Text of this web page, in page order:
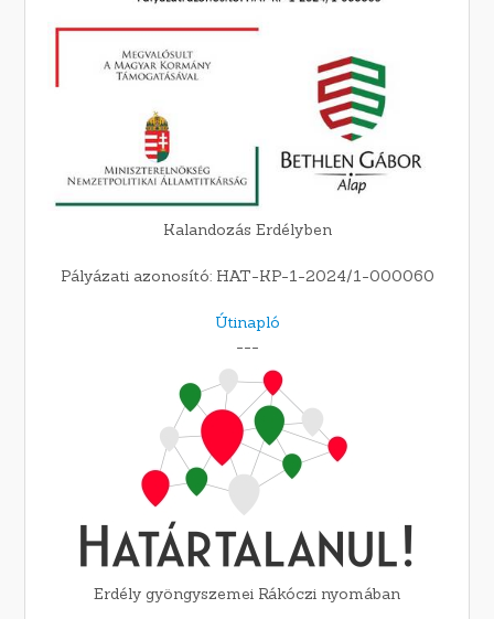
Kalandozás Erdélyben
Pályázati azonosító: HAT-KP-1-2024/1-000060
Útinapló
---
Erdély gyöngyszemei Rákóczi nyomában